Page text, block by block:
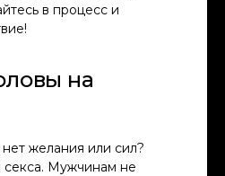
в процесс и
на
желания или сил?
секса. Мужчинам не